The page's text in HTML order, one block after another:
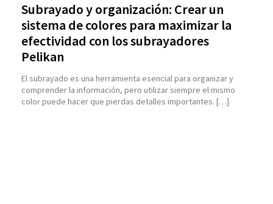
Subrayado y organización: Crear un
sistema de colores para maximizar la
efectividad con los subrayadores
Pelikan
El subrayado es una herramienta esencial para organizar y
comprender la información, pero utilizar siempre el mismo
color puede hacer que pierdas detalles importantes. […]